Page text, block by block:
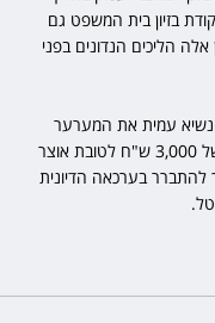
בזיון בית המשפט גם
הליכים הנדונים בפני
עמית את המערער
בהוצאות משפט בסך של 3,000 ש"ח לטובת אוצר
בערכאה הדיונית